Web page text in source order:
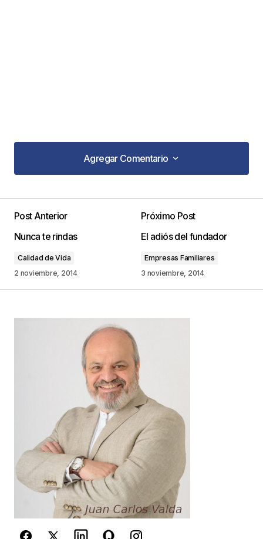
Agregar Comentario
Agregar Comentario
publicada. Los campos obligatorios están
*
Guarda mi nombre, correo electrónico y web en
este navegador para la próxima vez que
comente.
Este sitio esta protegido por
reCAPTCHA y laPolítica de
privacidady los Términos del servicio
de Googlese aplican.
Post Anterior
Nunca te rindas
Calidad de Vida
2 noviembre, 2014
Próximo Post
El adiós del fundador
Empresas Familiares
3 noviembre, 2014